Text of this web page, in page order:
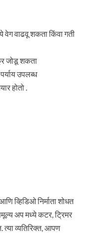
वाढवू शकता किंवा गती
जोडू शकता
उपलब्ध
होतो .
व्हिडिओ निर्माता शोधत
अप मध्ये कटर, ट्रिमर
त्या व्यतिरिक्त, आपण